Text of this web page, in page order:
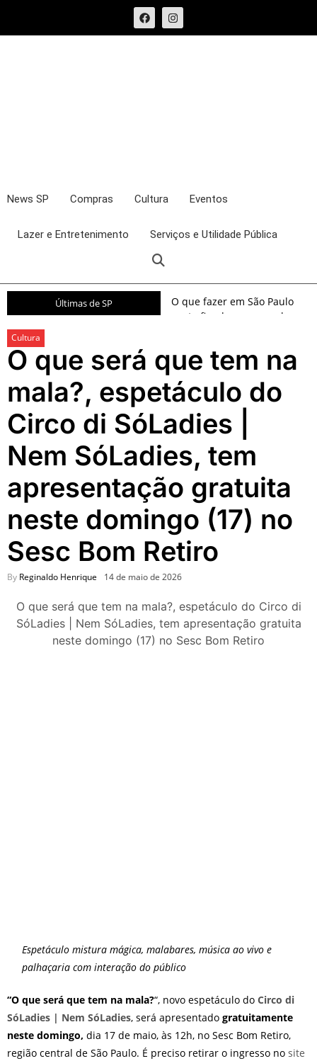
News SP Compras Cultura Eventos
Lazer e Entretenimento Serviços e Utilidade Pública
Últimas de SP
O que fazer em São Paulo
neste fim de semana: shows,
O que fazer em São Paulo
passeios imperdíveis nos
dias 8 e 9 de agosto de 2026
100ª Festa da Achiropita
transforma o Bixiga em um
pedaço da Itália durante
agosto de 2026
O que fazer em São Paulo
em agosto de 2026: festas
italianas, eventos,
exposições, parques e
passeios imperdíveis
O que fazer em São Paulo
nos dias 25 e 26 de julho:
passeios imperdíveis
O que fazer em São Paulo
nos dias 18 e 19 de julho de
Cultura
O que será que tem na
mala?, espetáculo do
Circo di SóLadies |
Nem SóLadies, tem
apresentação gratuita
neste domingo (17) no
Sesc Bom Retiro
By Reginaldo Henrique 14 de maio de 2026
O que será que tem na mala?, espetáculo do Circo di
SóLadies | Nem SóLadies, tem apresentação gratuita
neste domingo (17) no Sesc Bom Retiro
Espetáculo mistura mágica, malabares, música ao vivo e
palhaçaria com interação do público
“O que será que tem na mala?“, novo espetáculo do Circo di
SóLadies | Nem SóLadies, será apresentado gratuitamente
neste domingo, dia 17 de maio, às 12h, no Sesc Bom Retiro,
região central de São Paulo. É preciso retirar o ingresso no site